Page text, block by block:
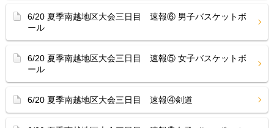
6/20 夏季南越地区大会三日目 速報⑥ 男子バスケットボ
ール
6/20 夏季南越地区大会三日目 速報⑤ 女子バスケットボ
ール
6/20 夏季南越地区大会三日目 速報④剣道